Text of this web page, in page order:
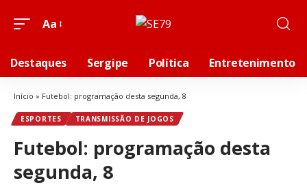
Aa
Destaques Sergipe Política Entretenimento
Início » Futebol: programação desta segunda, 8
ESPORTES TRANSMISSÃO DE JOGOS
Futebol: programação desta
segunda, 8